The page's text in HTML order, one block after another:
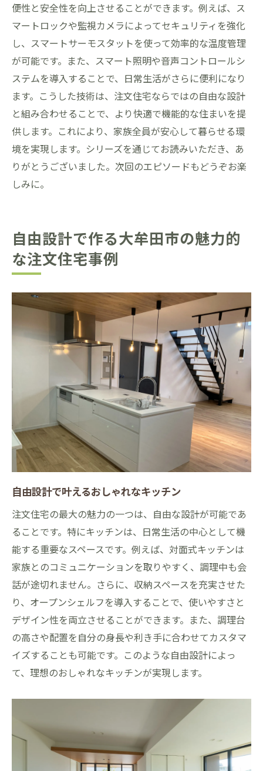
便性と安全性を向上させることができます。例えば、ス
マートロックや監視カメラによってセキュリティを強化
し、スマートサーモスタットを使って効率的な温度管理
が可能です。また、スマート照明や音声コントロールシ
ステムを導入することで、日常生活がさらに便利になり
ます。こうした技術は、注文住宅ならではの自由な設計
と組み合わせることで、より快適で機能的な住まいを提
供します。これにより、家族全員が安心して暮らせる環
境を実現します。シリーズを通じてお読みいただき、あ
りがとうございました。次回のエピソードもどうぞお楽
しみに。
自由設計で作る大牟田市の魅力的
な注文住宅事例
自由設計で叶えるおしゃれなキッチン
注文住宅の最大の魅力の一つは、自由な設計が可能であ
ることです。特にキッチンは、日常生活の中心として機
能する重要なスペースです。例えば、対面式キッチンは
家族とのコミュニケーションを取りやすく、調理中も会
話が途切れません。さらに、収納スペースを充実させた
り、オープンシェルフを導入することで、使いやすさと
デザイン性を両立させることができます。また、調理台
の高さや配置を自分の身長や利き手に合わせてカスタマ
イズすることも可能です。このような自由設計によっ
て、理想のおしゃれなキッチンが実現します。